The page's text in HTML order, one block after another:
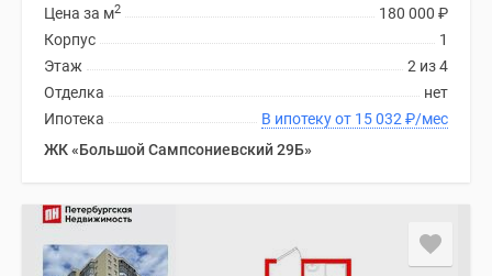
180 000 ₽
Цена за м2
1
Корпус
2 из 4
Этаж
нет
Отделка
В ипотеку от 15 032 ₽/мес
Ипотека
ЖК «Большой Сампсониевский 29Б»